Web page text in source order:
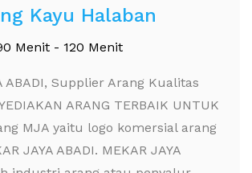
Kayu Halaban
Menit - 120 Menit
ABADI, Supplier Arang Kualitas
ARANG TERBAIK UNTUK
MJA yaitu logo komersial arang
JAYA ABADI. MEKAR JAYA